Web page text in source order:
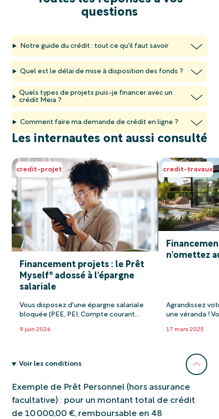
questions
Notre guide du crédit : tout ce qu'il faut savoir
Quel est le délai de mise à disposition des fonds ?
Quels types de projets puis-je financer avec un
crédit Meia ?
Comment faire ma demande de crédit en ligne ?
Les internautes ont aussi consulté
Financement projets : le Prêt
Myself® adossé à l'épargne
salariale
credit-projet
Vous disposez d'une épargne salariale
bloquée (PEE, PEI, Compte courant
les avantages du Prêt Myself pour
soleil, acquisition d'un nouveau véhicule,
9 juin 2026
n'omettez
credit-travaux
Agrandissez
une véranda !
une jolie
en restant à
extension
17 mars 2025
Voir les conditions
Exemple de Prêt Personnel (hors assurance
facultative) : pour un montant total de crédit
de 10 000,00 €, remboursable en 48